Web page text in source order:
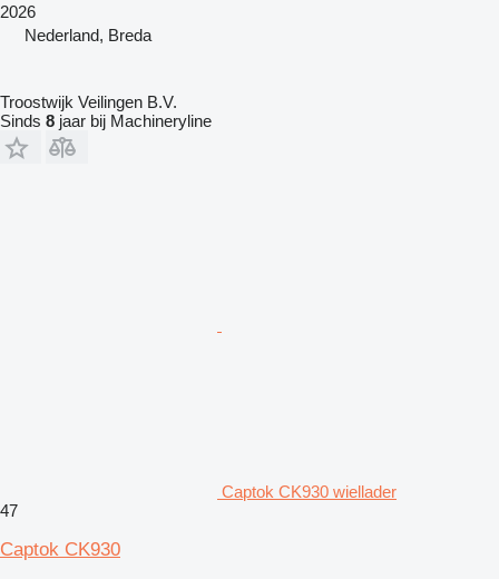
2026
Nederland, Breda
Troostwijk Veilingen B.V.
Sinds 8 jaar bij Machineryline
Captok CK930 wiellader
47
Captok CK930